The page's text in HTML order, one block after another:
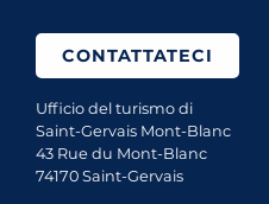
CONTATTATECI
Ufficio del turismo di
Saint-Gervais Mont-Blanc
43 Rue du Mont-Blanc
74170 Saint-Gervais